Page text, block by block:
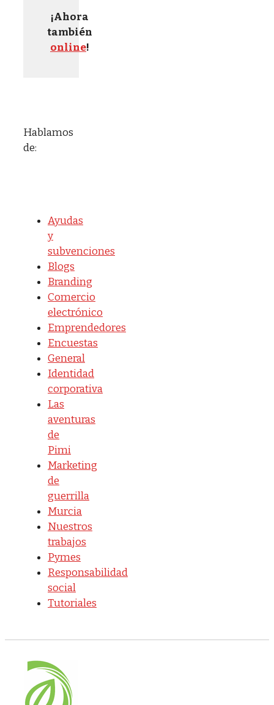
¡Ahora
también
online!
Hablamos
de:
Ayudas
y
subvenciones
Blogs
Branding
Comercio
electrónico
Emprendedores
Encuestas
General
Identidad
corporativa
Las
aventuras
de
Pimi
Marketing
de
guerrilla
Murcia
Nuestros
trabajos
Pymes
Responsabilidad
social
Tutoriales